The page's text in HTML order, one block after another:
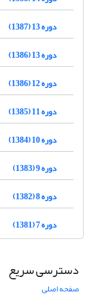
دوره 13 (1387)
دوره 13 (1386)
دوره 12 (1386)
دوره 11 (1385)
دوره 10 (1384)
دوره 9 (1383)
دوره 8 (1382)
دوره 7 (1381)
دسترسی سریع
صفحه اصلی